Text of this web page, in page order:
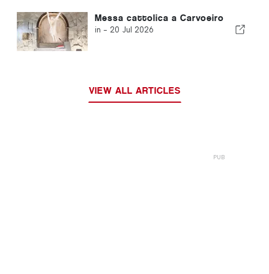
Messa cattolica a Carvoeiro
in - 20 Jul 2026
VIEW ALL ARTICLES